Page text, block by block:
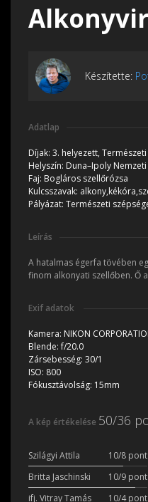
Készítette:
Adatlap
Díjak: 3. helyezett,
Helyszín: Duna–Ipoly
Faj: Bogláros szellőrózsa
Kulcsszavak:
Pályázat: Természeti
Leírás
A hatalmas égerfa tövében
finom alkonyati szellőben. Ő
Exif adatok
Kamera: NIKON
Blende:f/20.0
Zársebesség: 30/1
ISO: 800
Fókusztávolság: 15mm
A kép értékelése 50/36
Szilágyi Attila 10/8 pont
Britta Jaschinski
10/9 pont
ifj. Vitray Tamás
10/4 pont